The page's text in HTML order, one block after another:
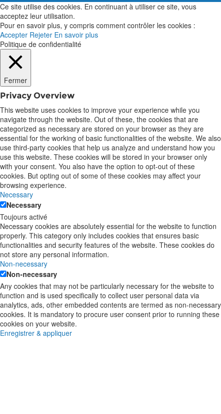
Ce site utilise des cookies. En continuant à utiliser ce site, vous
acceptez leur utilisation.
Pour en savoir plus, y compris comment contrôler les cookies :
Accepter Rejeter En savoir plus
Politique de confidentialité
Fermer
Privacy Overview
This website uses cookies to improve your experience while you
navigate through the website. Out of these, the cookies that are
categorized as necessary are stored on your browser as they are
essential for the working of basic functionalities of the website. We also
use third-party cookies that help us analyze and understand how you
use this website. These cookies will be stored in your browser only
with your consent. You also have the option to opt-out of these
cookies. But opting out of some of these cookies may affect your
browsing experience.
Necessary
Necessary
Toujours activé
Necessary cookies are absolutely essential for the website to function
properly. This category only includes cookies that ensures basic
functionalities and security features of the website. These cookies do
not store any personal information.
Non-necessary
Non-necessary
Any cookies that may not be particularly necessary for the website to
function and is used specifically to collect user personal data via
analytics, ads, other embedded contents are termed as non-necessary
cookies. It is mandatory to procure user consent prior to running these
cookies on your website.
Enregistrer & appliquer